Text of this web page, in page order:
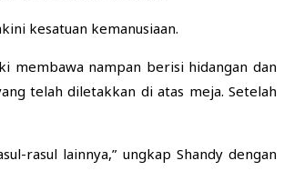
kesatuan kemanusiaan.
membawa nampan berisi hidangan dan
telah diletakkan di atas meja. Setelah
rasul lainnya,” ungkap Shandy dengan